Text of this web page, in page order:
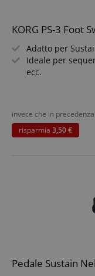
KORG PS-3 Foot
Adatto per
Ideale per
ecc.
invece che in precedenza
risparmia 3,50 €
Pedale Sustain